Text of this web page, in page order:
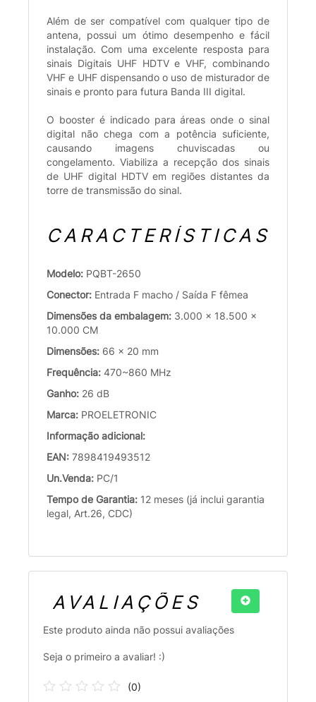
Além de ser compatível com qualquer tipo de
antena, possui um ótimo desempenho e fácil
instalação. Com uma excelente resposta para
sinais Digitais UHF HDTV e VHF, combinando
VHF e UHF dispensando o uso de misturador de
sinais e pronto para futura Banda III digital.
O booster é indicado para áreas onde o sinal
digital não chega com a potência suficiente,
causando imagens chuviscadas ou
congelamento. Viabiliza a recepção dos sinais
de UHF digital HDTV em regiões distantes da
torre de transmissão do sinal.
CARACTERÍSTICAS
Modelo: PQBT-2650
Conector: Entrada F macho / Saída F fêmea
Dimensões da embalagem: 3.000 x 18.500 x
10.000 CM
Dimensões: 66 x 20 mm
Frequência: 470~860 MHz
Ganho: 26 dB
Marca: PROELETRONIC
Informação adicional:
EAN: 7898419493512
Un.Venda: PC/1
Tempo de Garantia: 12 meses (já inclui garantia
legal, Art.26, CDC)
AVALIAÇÕES
Este produto ainda não possui avaliações
Seja o primeiro a avaliar! :)
(0)